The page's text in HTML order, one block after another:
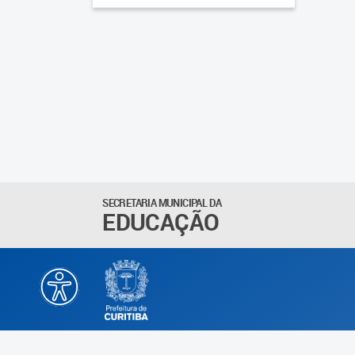
SECRETARIA MUNICIPAL DA
EDUCAÇÃO